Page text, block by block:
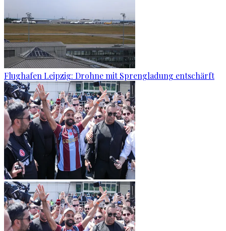
Flughafen Leipzig: Drohne mit Sprengladung entschärft